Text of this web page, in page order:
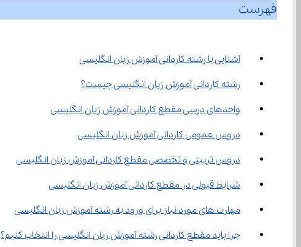
فهرست
آشنایی با رشته کاردانی آموزش زبان انگلیسی
رشته کاردانی آموزش زبان انگلیسی چیست؟
واحدهای درسی مقطع کاردانی آموزش زبان انگلیسی
دروس عمومی کاردانی آموزش زبان انگلیسی
دروس تربیتی و تخصصی مقطع کاردانی آموزش زبان انگلیسی
شرایط قبولی در مقطع کاردانی آموزش زبان انگلیسی
مهارت های مورد نیاز برای ورود به رشته آموزش زبان انگلیسی
چرا باید مقطع کاردانی رشته آموزش زبان انگلیسی را انتخاب کنیم؟